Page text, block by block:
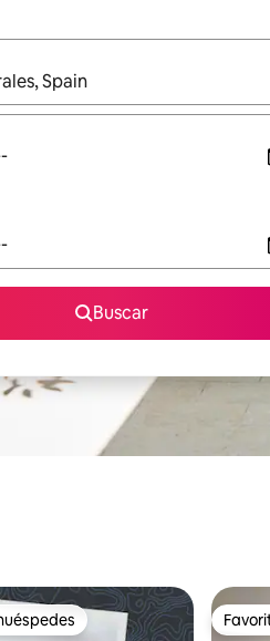
resultados estén disponibles,
Buscar